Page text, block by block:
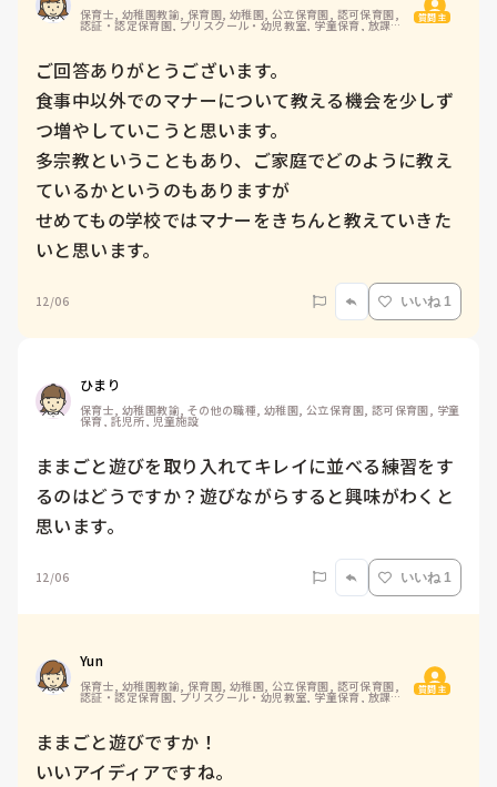
保育士, 幼稚園教諭, 保育園, 幼稚園, 公立保育園, 認可保育園,
認証・認定保育園, プリスクール・幼児教室, 学童保育, 放課後
等デイサービス
質問主
ご回答ありがとうございます。
食事中以外でのマナーについて教える機会を少しず
つ増やしていこうと思います。
多宗教ということもあり、ご家庭でどのように教え
ているかというのもありますが
せめてもの学校ではマナーをきちんと教えていきた
いと思います。
12/06 いいね 1
ひまり
保育士, 幼稚園教諭, その他の職種, 幼稚園, 公立保育園, 認可保育園, 学童
保育, 託児所, 児童施設
ままごと遊びを取り入れてキレイに並べる練習をす
るのはどうですか？遊びながらすると興味がわくと
思います。
12/06 いいね 1
Yun
保育士, 幼稚園教諭, 保育園, 幼稚園, 公立保育園, 認可保育園,
認証・認定保育園, プリスクール・幼児教室, 学童保育, 放課後
等デイサービス
質問主
ままごと遊びですか！
いいアイディアですね。